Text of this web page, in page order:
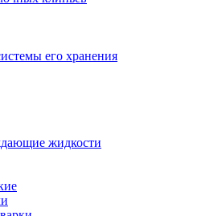
его хранения
жидкости